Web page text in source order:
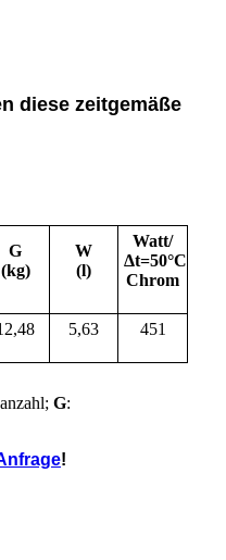
diese zeitgemäße
G
(kg)
W
(l)
Watt/
Δt=50°C
Chrom
5,63 451
G:
!